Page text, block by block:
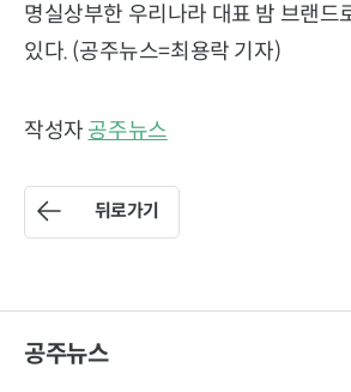
명실상부한 우리나라 대표 밤 브랜드
있다. (공주뉴스=최용락 기자)
작성자 공주뉴스
뒤로가기
공주뉴스